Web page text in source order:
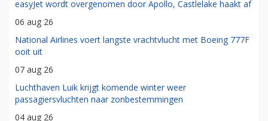
easyJet wordt overgenomen door Apollo, Castlelake haakt af
06 aug 26
National Airlines voert langste vrachtvlucht met Boeing 777F
ooit uit
07 aug 26
Luchthaven Luik krijgt komende winter weer
passagiersvluchten naar zonbestemmingen
04 aug 26